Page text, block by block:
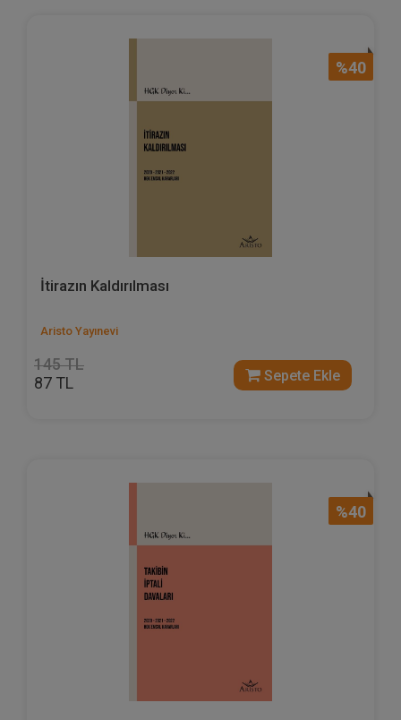
%40
İtirazın Kaldırılması
Aristo Yayınevi
145 TL
87 TL Sepete Ekle
%40